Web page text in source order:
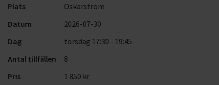
Plats
Oskarström
Datum
2026-07-30
Dag
torsdag 17:30 - 19:45
Antal tillfällen
8
Pris
1 850 kr